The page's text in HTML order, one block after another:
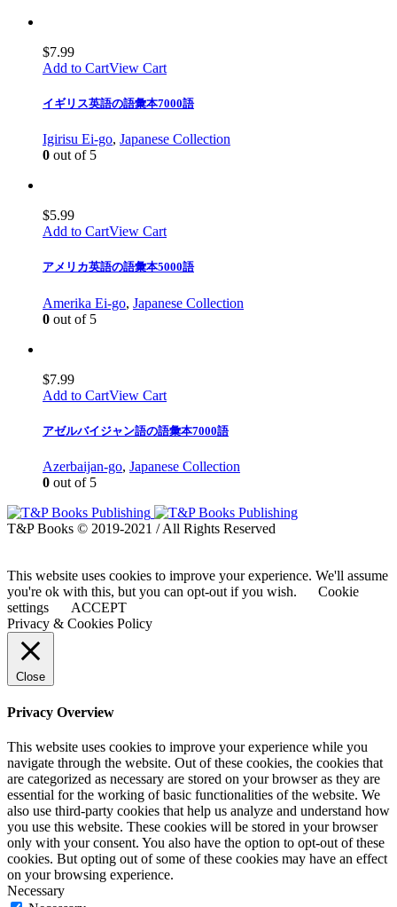
$7.99
Add to CartView Cart
イギリス英語の語彙本7000語
Igirisu Ei-go, Japanese Collection
0 out of 5
$5.99
Add to CartView Cart
アメリカ英語の語彙本5000語
Amerika Ei-go, Japanese Collection
0 out of 5
$7.99
Add to CartView Cart
アゼルバイジャン語の語彙本7000語
Azerbaijan-go, Japanese Collection
0 out of 5
T&P Books © 2019-2021 / All Rights Reserved
This website uses cookies to improve your experience. We'll assume
you're ok with this, but you can opt-out if you wish.
Cookie
settings
ACCEPT
Privacy & Cookies Policy
Close
Privacy Overview
This website uses cookies to improve your experience while you
navigate through the website. Out of these cookies, the cookies that
are categorized as necessary are stored on your browser as they are
essential for the working of basic functionalities of the website. We
also use third-party cookies that help us analyze and understand how
you use this website. These cookies will be stored in your browser
only with your consent. You also have the option to opt-out of these
cookies. But opting out of some of these cookies may have an effect
on your browsing experience.
Necessary